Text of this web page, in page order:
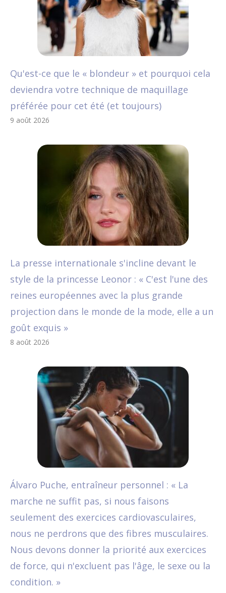
Qu'est-ce que le « blondeur » et pourquoi cela
deviendra votre technique de maquillage
préférée pour cet été (et toujours)
9 août 2026
La presse internationale s'incline devant le
style de la princesse Leonor : « C'est l'une des
reines européennes avec la plus grande
projection dans le monde de la mode, elle a un
goût exquis »
8 août 2026
Álvaro Puche, entraîneur personnel : « La
marche ne suffit pas, si nous faisons
seulement des exercices cardiovasculaires,
nous ne perdrons que des fibres musculaires.
Nous devons donner la priorité aux exercices
de force, qui n'excluent pas l'âge, le sexe ou la
condition. »